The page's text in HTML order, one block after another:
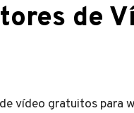
de
vídeo gratuitos para